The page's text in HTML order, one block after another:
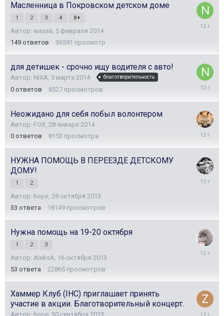
Масленница в Покровском детском доме
1 2 3 4 8
Автор: wassa, 5 февраля 2014
149 ответов 36591 просмотр
для детишек - срочно ищу водителя с авто!
Автор: NIXA, 5 марта 2014 благотворительность
0 ответов 8527 просмотров
Неожидано для себя побыл волонтером
Автор: FOX 28 января 2014
0 ответов 8153 просмотра
28
НУЖНА ПОМОЩЬ В ПЕРЕЕЗДЕ ДЕТСКОМУ
ДОМУ!
1 2
Автор: hope 28 октября 2013
33 ответа 18149 просмотров
22
Нужна помощь на 19-20 октября
1 2 3
Автор: AleksA 16 октября 2013
53 ответа 22865 просмотров
31
Хаммер Клуб (IHC) приглашает принять
участие в акции. Благотворительный концерт.
Автор: hope 30 сентября 2013